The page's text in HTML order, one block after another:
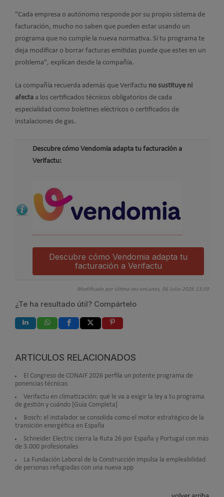
"Cada empresa o autónomo responde por su propio sistema de
facturación, mucho no saben que pueden estar usando un
programa que no cumple la nueva normativa. Si tu programa te
deja modificar o borrar facturas emitidas puede que estes en un
problema", explican desde la compañía.
La compañía recuerda además que Verifactu no sustituye ni
afecta a los certificados técnicos obligatorios de cada
especialidad como boletines eléctricos o certificados de
instalaciones de gas.
Descubre cómo Vendomia adapta tu facturación a
Verifactu:
Descubre cómo Vendomia adapta tu
facturación a Verifactu
Modificado por última vez enLunes, 06 Julio 2026 13:59
¿Te ha resultado útil? Compártelo
ARTÍCULOS RELACIONADOS
El Congreso de CONAIF 2026 perfila un potente programa de
ponencias técnicas
Verifactu en climatización: qué le va a exigir la ley a tu programa
de gestión y cuándo [Guía Completa]
Bosch: el instalador se consolida como el motor estratégico de la
transición energética en España
Schneider Electric cierra la Ruta 26 por España y Portugal con más
de 3.000 profesionales
La Fundación Laboral de la Construcción impulsa la empleabilidad
de personas refugiadas con una nueva app